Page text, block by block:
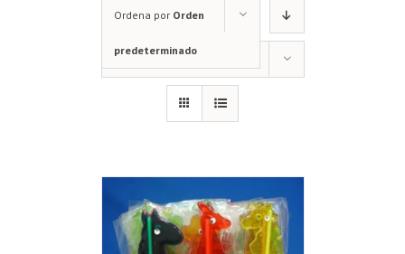
Ordena por Orden
predeterminado
Mostrar